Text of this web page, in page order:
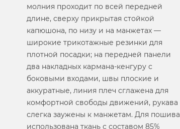
молния проходит по всей передней
длине, сверху прикрытая стойкой
капюшона, по низу и на манжетах —
широкие трикотажные резинки для
плотной посадки; на передней панели
два накладных кармана‑кенгуру с
боковыми входами, швы плоские и
аккуратные, линия плеч сглажена для
комфортной свободы движений, рукава
слегка заужены к манжетам. Для пошива
использована ткань с составом 85%